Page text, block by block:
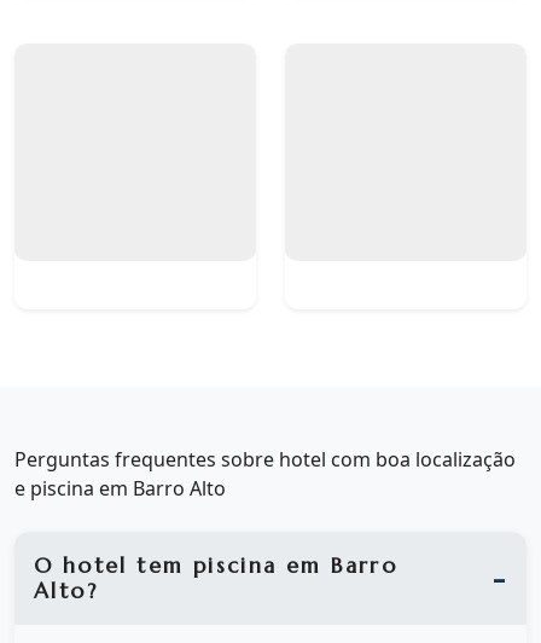
Perguntas frequentes sobre hotel com boa localização
e piscina em Barro Alto
O hotel tem piscina em Barro
Alto?